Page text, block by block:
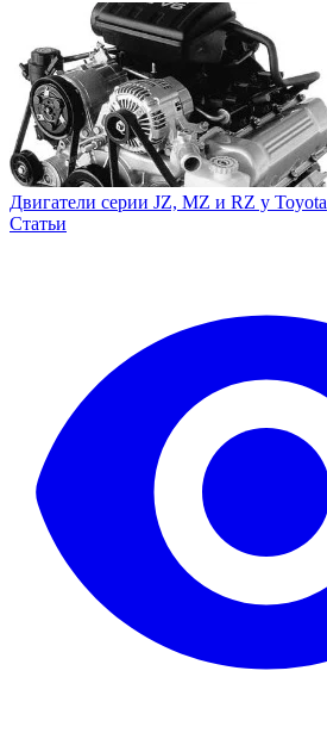
Двигатели серии JZ, MZ и RZ у Toyota
Статьи